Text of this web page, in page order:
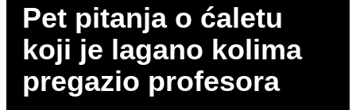
Pet pitanja o ćaletu
koji je lagano kolima
pregazio profesora